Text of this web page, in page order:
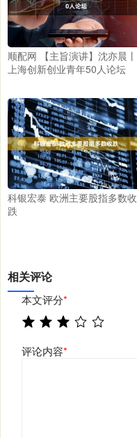
顺配网 【主旨演讲】沈亦晨丨
上海创新创业青年50人论坛
科银宏泰 欧洲主要股指多数收
跌
相关评论
本文评分*
评论内容*